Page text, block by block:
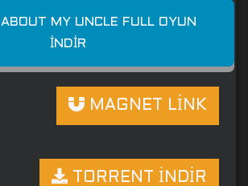
MY UNCLE FULL OYUN
İNDIR
MAGNET LİNK
TORRENT İNDİR